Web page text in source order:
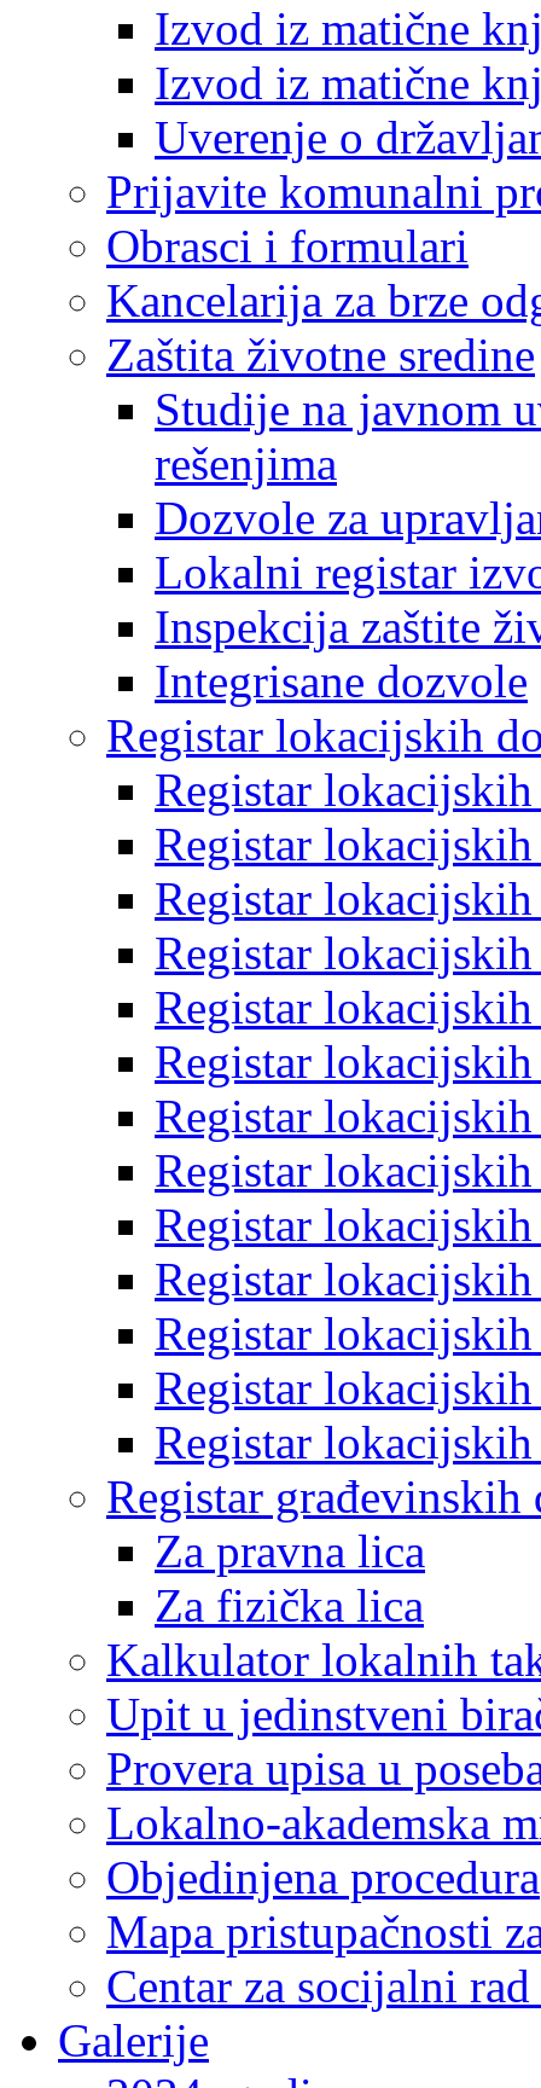
Izvod iz matične
Izvod iz matične
Uverenje o
Prijavite komunalni
Obrasci i formulari
Kancelarija za brze
Zaštita životne sredine
Studije na javnom
rešenjima
Dozvole za
Lokalni registar
Inspekcija zaštite
Integrisane dozvole
Registar lokacijskih
Registar
Registar
Registar
Registar
Registar
Registar
Registar
Registar
Registar
Registar
Registar
Registar
Registar
Registar građevinskih
Za pravna lica
Za fizička lica
Kalkulator lokalnih
Upit u jedinstveni
Provera upisa u
Lokalno-akademska
Objedinjena procedura
Mapa pristupačnosti
Centar za socijalni
Galerije